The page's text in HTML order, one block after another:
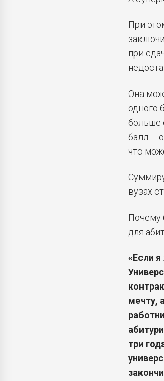
При
при
Она
одного
больше
балл –
что
вузах
Почему
для
«Если
мечту,
три